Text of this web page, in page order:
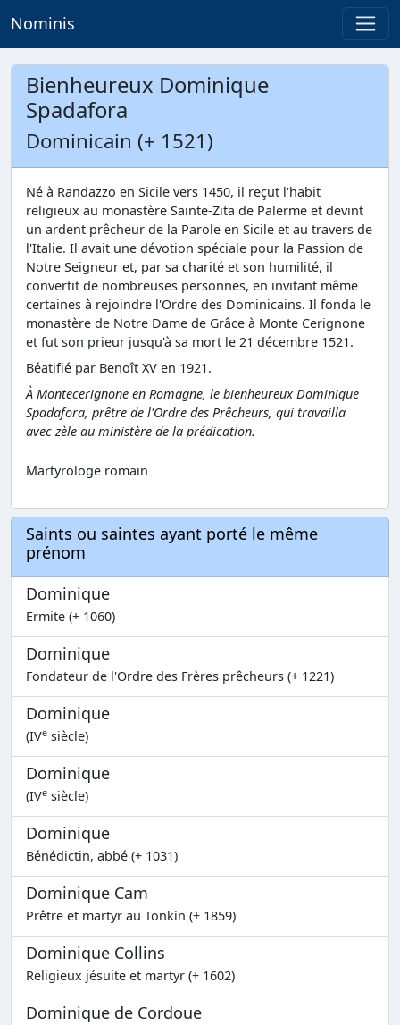
Nominis
Bienheureux Dominique
Spadafora
Dominicain (+ 1521)
Né à Randazzo en Sicile vers 1450, il reçut l'habit
religieux au monastère Sainte-Zita de Palerme et devint
un ardent prêcheur de la Parole en Sicile et au travers de
l'Italie. Il avait une dévotion spéciale pour la Passion de
Notre Seigneur et, par sa charité et son humilité, il
convertit de nombreuses personnes, en invitant même
certaines à rejoindre l'Ordre des Dominicains. Il fonda le
monastère de Notre Dame de Grâce à Monte Cerignone
et fut son prieur jusqu'à sa mort le 21 décembre 1521.
Béatifié par Benoît XV en 1921.
À Montecerignone en Romagne, le bienheureux Dominique
Spadafora, prêtre de l'Ordre des Prêcheurs, qui travailla
avec zèle au ministère de la prédication.
Martyrologe romain
Saints ou saintes ayant porté le même
prénom
Dominique
Ermite (+ 1060)
Dominique
Fondateur de l'Ordre des Frères prêcheurs (+ 1221)
Dominique
(IVe siècle)
Dominique
(IVe siècle)
Dominique
Bénédictin, abbé (+ 1031)
Dominique Cam
Prêtre et martyr au Tonkin (+ 1859)
Dominique Collins
Religieux jésuite et martyr (+ 1602)
Dominique de Cordoue